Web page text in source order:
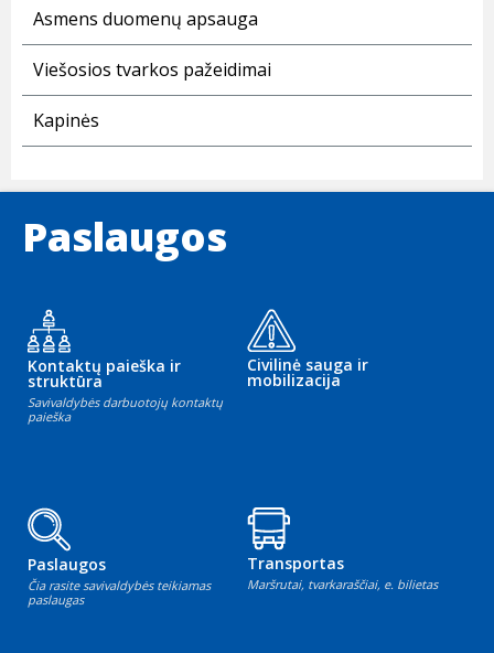
Asmens duomenų apsauga
Viešosios tvarkos pažeidimai
Kapinės
Paslaugos
Kontaktų paieška ir
struktūra
Savivaldybės darbuotojų kontaktų
paieška
Civilinė sauga ir
mobilizacija
Paslaugos
Čia rasite savivaldybės teikiamas
paslaugas
Transportas
Maršrutai, tvarkaraščiai, e. bilietas